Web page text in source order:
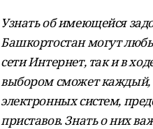
Узнать об имеющейся
Башкортостан могут
сети Интернет, так и в
выбором сможет каждый,
электронных систем,
приставов. Знать о них